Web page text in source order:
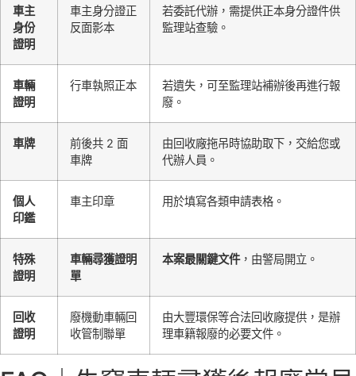
車主
身份
證明
車主身分證正
反面影本
若委託代辦，需提供正本身分證件供
監理站查驗。
車輛
證明
行車執照正本
若遺失，可至監理站補辦後再進行報
廢。
車牌
前後共 2 面
車牌
由回收廠拖吊時協助取下，交給您或
代辦人員。
個人
印鑑
車主印章 用於填寫各類申請表格。
特殊
證明
車輛尋獲證明
單
本案最關鍵文件，由警局開立。
回收
證明
廢機動車輛回
收管制聯單
由大豐環保等合法回收廠提供，是辦
理車籍報廢的必要文件。